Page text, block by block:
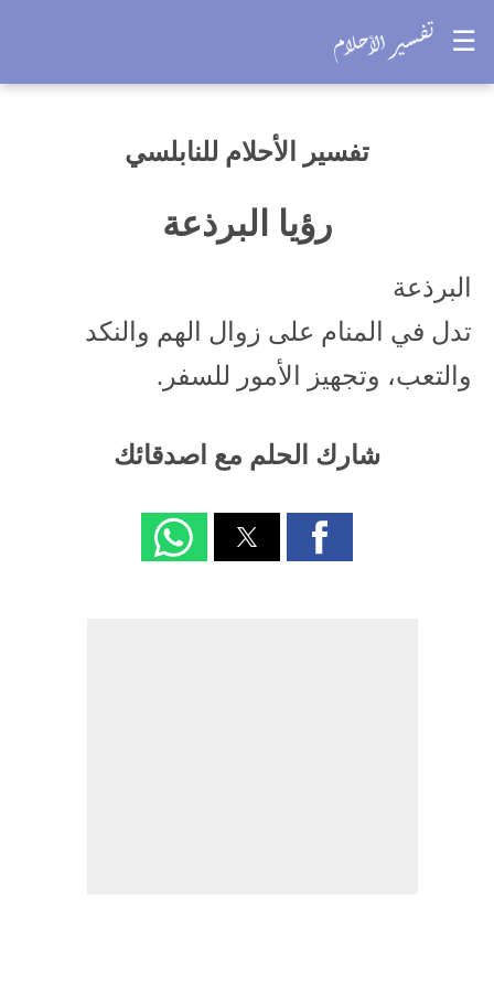
☰
تفسير الأحلام للنابلسي
رؤيا البرذعة
البرذعة
تدل في المنام على زوال الهم والنكد
والتعب، وتجهيز الأمور للسفر.
شارك الحلم مع اصدقائك